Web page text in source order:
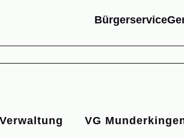
Bürgerservice
Verwaltung VG